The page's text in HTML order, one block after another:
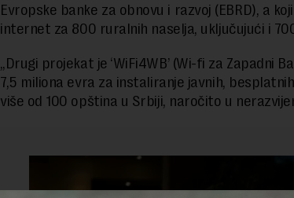
Evropske banke za obnovu i razvoj (EBRD), a
internet za 800 ruralnih naselja, uključujući i
„Drugi projekat je ‘WiFi4WB’ (Wi-fi za Zapadni
7,5 miliona evra za instaliranje javnih,
više od 100 opština u Srbiji, naročito u